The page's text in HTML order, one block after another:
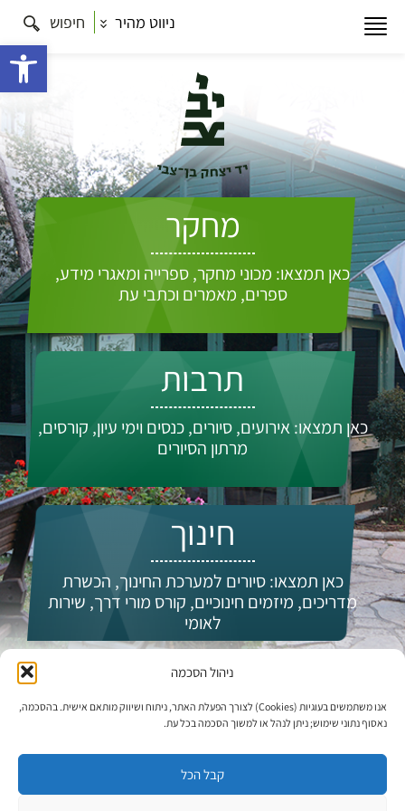
ניהול הסכמה
אנו משתמשים בעוגיות (Cookies) לצורך הפעלת האתר, ניתוח ושיווק מותאם אישית. בהסכמה,
נאסוף נתוני שימוש; ניתן לנהל או למשוך הסכמה בכל עת.
קבל הכל
ניווט מהיר חיפוש
מחקר
כאן תמצאו: מכוני מחקר, ספרייה ומאגרי מידע,
ספרים, מאמרים וכתבי עת
תרבות
כאן תמצאו: אירועים, סיורים, כנסים וימי עיון, קורסים,
מרתון הסיורים
חינוך
כאן תמצאו: סיורים למערכת החינוך, הכשרת
מדריכים, מיזמים חינוכיים, קורס מורי דרך, שירות
לאומי
מי אנחנו?
עדכונים וחדשות: